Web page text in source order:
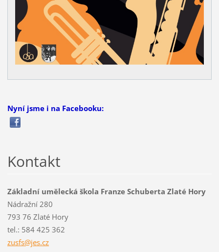
Nyní jsme i na Facebooku:
Kontakt
Základní umělecká škola Franze Schuberta Zlaté Hory
Nádražní 280
793 76 Zlaté Hory
tel.: 584 425 362
zusfs@jes.cz